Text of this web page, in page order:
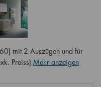
mit 2 Auszügen und für
Preiss) Mehr anzeigen